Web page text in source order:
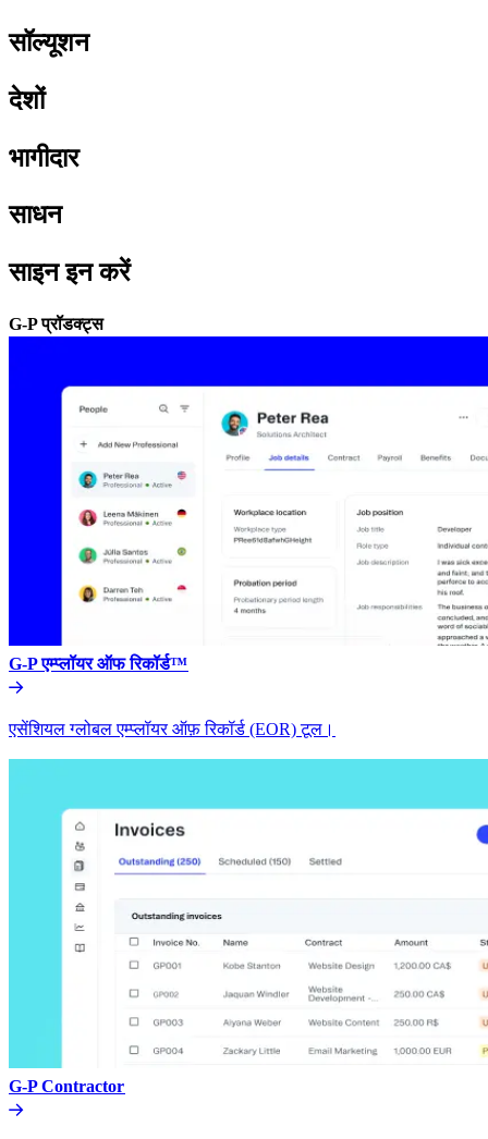
सॉल्यूशन​​
देशों​​
भागीदार​​
साधन​​
साइन इन करें​​
G-P प्रॉडक्ट्स​​
G-P एम्प्लॉयर ऑफ रिकॉर्ड™​​
एसेंशियल ग्लोबल एम्प्लॉयर ऑफ़ रिकॉर्ड (EOR) टूल।​​
G-P Contractor​​